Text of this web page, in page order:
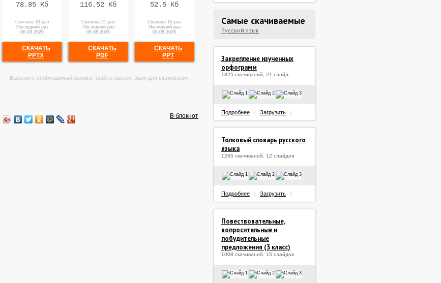
78.85 Кб
Скачана 19 раз
Последний раз
06.08.2026
СКАЧАТЬ
PPTX
116.52 Кб
Скачана 21 раз
Последний раз
05.08.2026
СКАЧАТЬ
PDF
52.5 Кб
Скачана 16 раз
Последний раз
06.08.2026
СКАЧАТЬ
PPT
Выберите необходимый формат файла презентации для скачивания
В блокнот
Самые скачиваемые
Русский язык
Закрепление изученных
орфограмм
1825 скачиваний, 21 слайд
Подробнее Загрузить
Толковый словарь русского
языка
1265 скачиваний, 12 слайдов
Подробнее Загрузить
Повествовательные,
вопросительные и
побудительные
предложения (3 класс)
1008 скачиваний, 15 слайдов